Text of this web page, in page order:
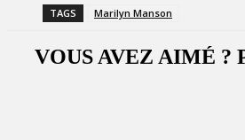
TAGS Marilyn Manson
VOUS AVEZ AIMÉ ?